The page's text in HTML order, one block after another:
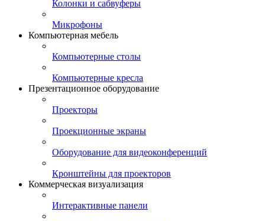
Колонки и сабвуферы
Микрофоны
Компьютерная мебель
Компьютерные столы
Компьютерные кресла
Презентационное оборудование
Проекторы
Проекционные экраны
Оборудование для видеоконференций
Кронштейны для проекторов
Коммерческая визуализация
Интерактивные панели